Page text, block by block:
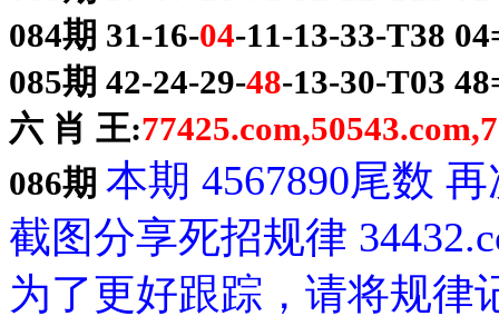
084期 31-16-04-11-13-33-T38
085期 42-24-29-48-13-30-T03
六 肖 王:
086期 本期 4567890尾数
截图分享死招规律
为了更好跟踪，请将规律